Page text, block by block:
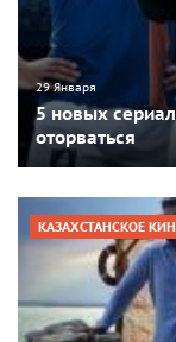
29 Января
5 новых
оторваться
КАЗАХСТАНСКОЕ